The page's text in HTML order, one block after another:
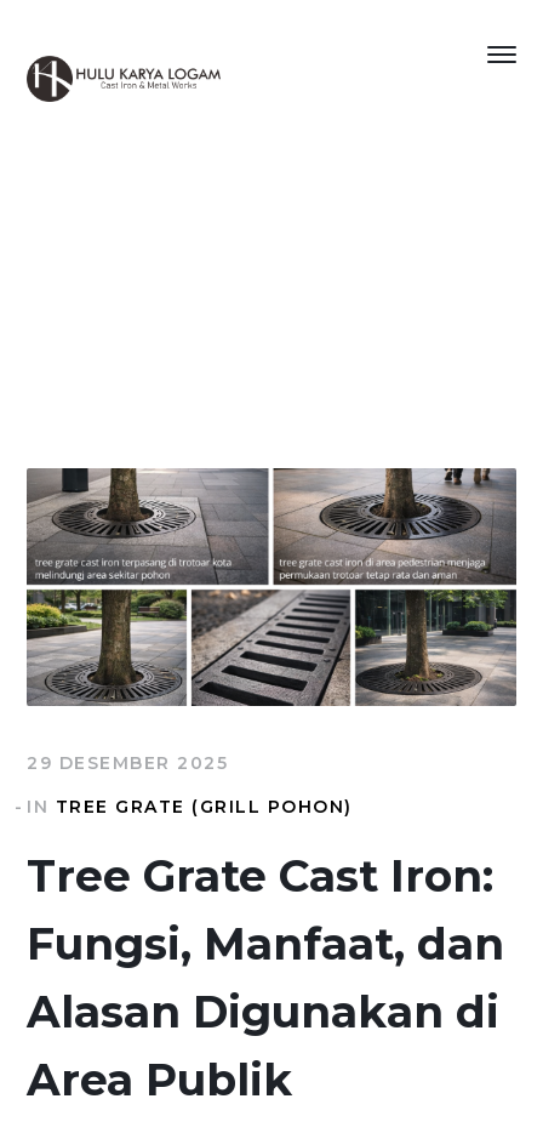
29 DESEMBER 2025
IN TREE GRATE (GRILL POHON)
Tree Grate Cast Iron:
Fungsi, Manfaat, dan
Alasan Digunakan di
Area Publik